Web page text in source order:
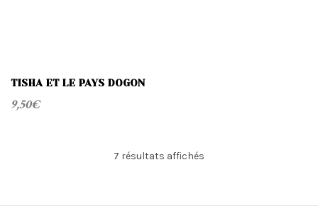
TISHA ET LE PAYS DOGON
9,50€
7 résultats affichés
au